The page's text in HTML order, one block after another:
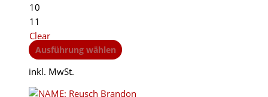
10
11
Clear
Ausführung wählen This
multiple
inkl. MwSt.